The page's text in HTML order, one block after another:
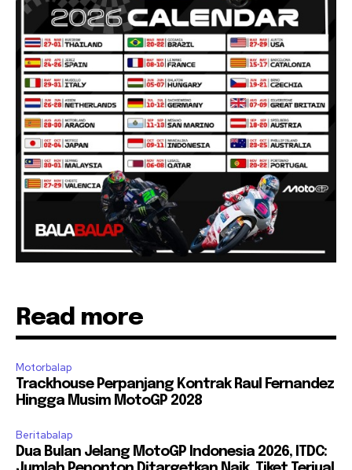
Read more
Motorbalap
Trackhouse Perpanjang Kontrak Raul Fernandez
Hingga Musim MotoGP 2028
Beritabalap
Dua Bulan Jelang MotoGP Indonesia 2026, ITDC: